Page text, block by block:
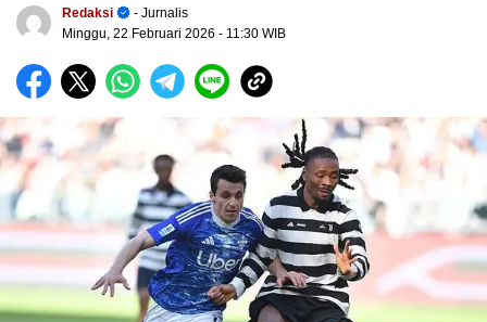
Redaksi
- Jurnalis
Minggu, 22 Februari 2026 - 11:30 WIB